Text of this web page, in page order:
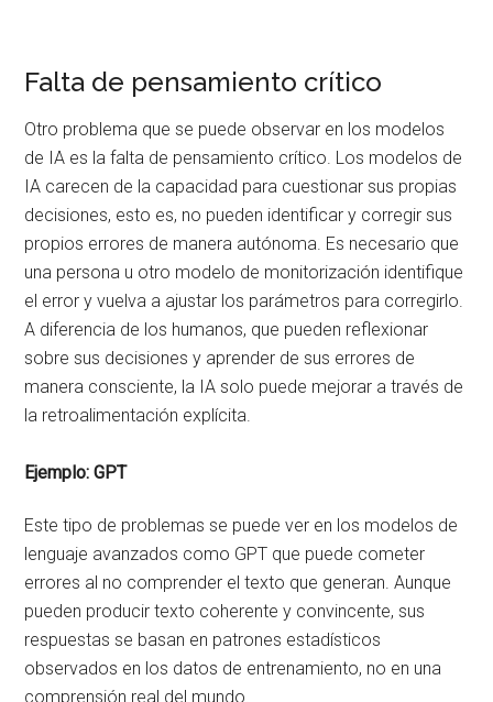
Falta de pensamiento crítico
Otro problema que se puede observar en los modelos
de IA es la falta de pensamiento crítico. Los modelos de
IA carecen de la capacidad para cuestionar sus propias
decisiones, esto es, no pueden identificar y corregir sus
propios errores de manera autónoma. Es necesario que
una persona u otro modelo de monitorización identifique
el error y vuelva a ajustar los parámetros para corregirlo.
A diferencia de los humanos, que pueden reflexionar
sobre sus decisiones y aprender de sus errores de
manera consciente, la IA solo puede mejorar a través de
la retroalimentación explícita.
Ejemplo: GPT
Este tipo de problemas se puede ver en los modelos de
lenguaje avanzados como GPT que puede cometer
errores al no comprender el texto que generan. Aunque
pueden producir texto coherente y convincente, sus
respuestas se basan en patrones estadísticos
observados en los datos de entrenamiento, no en una
comprensión real del mundo.